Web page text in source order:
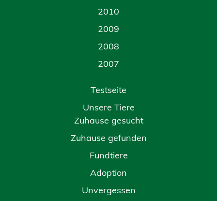
2010
2009
2008
2007
Testseite
Unsere Tiere
Zuhause gesucht
Zuhause gefunden
Fundtiere
Adoption
Unvergessen